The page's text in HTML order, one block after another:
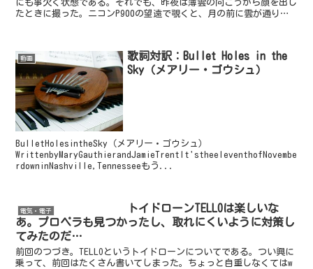
にも事欠く状態である。それでも、昨夜は薄雲の向こうから顔を出し
たときに撮った。ニコンP900の望遠で覗くと、月の前に雲が通り過
動画
歌詞対訳：Bullet Holes in the
Sky（メアリー・ゴウシュ）
BulletHolesintheSky（メアリー・ゴウシュ）
WrittenbyMaryGauthierandJamieTrentIt'stheeleventhofNovembe
rdowninNashville,Tennesseeもう...
電気・電子
トイドローンTELLOは楽しいな
あ。プロペラも見つかったし、取れにくいように対策し
てみたのだ…
前回のつづき。TELLOというトイドローンについてである。つい興に
乗って、前回はたくさん書いてしまった。ちょっと自重しなくてはw